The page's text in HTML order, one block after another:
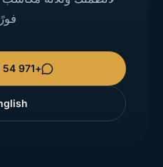
+971 54 328 1995